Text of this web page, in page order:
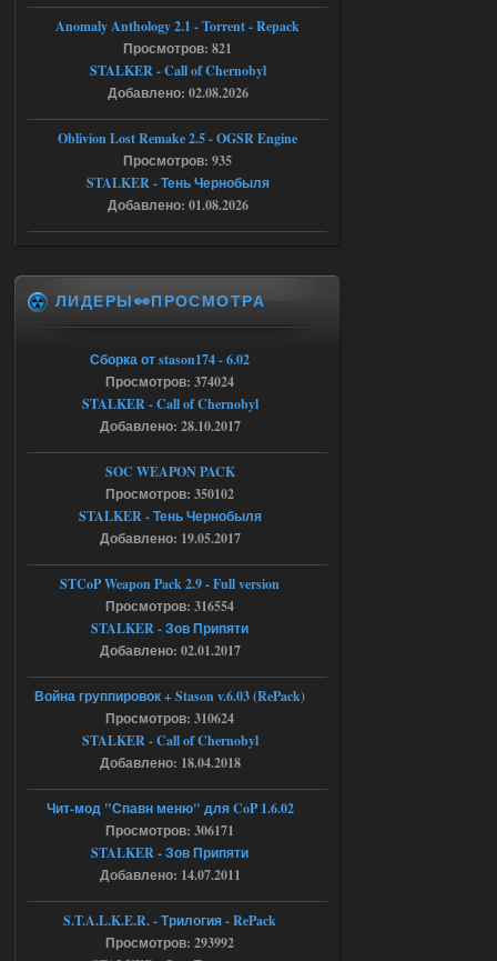
Ответить ➤
05.08.2026
Тайна Зоны - Remaster 2026
патч я установил после
установки мода, да, ладно,
наверное вы правы придется ожидать
Stalker-Mods-Clan-su
Ответить ➤
05.08.2026
AndreySA
[05.08.26
20:23:10.934] [17468]
FATAL ERROR
[error]Expression : FATAL ERROR
[error]Function :
CScriptEngine::lua_pcall_failed
[error]File : D:\a\OGSR-
Engine\OGSR-
Engine\ogsr_engine\COMMON_AI\scrip
[error]Line : 75
[error]Description :
[CScriptEngine::lua_pcall_failed]: ... -
chernobyl\gamedata\scripts\xr_camper.sc
ript:510: attempt to index local 'manager'
(a nil value)
Вылет после захода в Припять.
05.08.2026
Скованные одной цепью
18:37
r4908778
с избавлением от баласта,
доходяга.
Anomaly Anthology 2.1 - Torrent - Repack
Просмотров: 821
STALKER - Call of Chernobyl
Добавлено: 02.08.2026
Oblivion Lost Remake 2.5 - OGSR Engine
Просмотров: 935
STALKER - Тень Чернобыля
Добавлено: 01.08.2026
ЛИДЕРЫ👀ПРОСМОТРА
Сборка от stason174 - 6.02
Просмотров: 374024
STALKER - Call of Chernobyl
Добавлено: 28.10.2017
SOC WEAPON PACK
Просмотров: 350102
STALKER - Тень Чернобыля
Добавлено: 19.05.2017
STCoP Weapon Pack 2.9 - Full version
Просмотров: 316554
STALKER - Зов Припяти
Добавлено: 02.01.2017
Война группировок + Stason v.6.03 (RePack)
Просмотров: 310624
STALKER - Call of Chernobyl
Добавлено: 18.04.2018
Чит-мод "Спавн меню" для CoP 1.6.02
Просмотров: 306171
STALKER - Зов Припяти
Добавлено: 14.07.2011
S.T.A.L.K.E.R. - Трилогия - RePack
Просмотров: 293992